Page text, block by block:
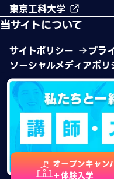
オープンキャン
＋体験入学
東京工科大学
当サイトについて
サイトポリシー
プラ
ソーシャルメディアポリ